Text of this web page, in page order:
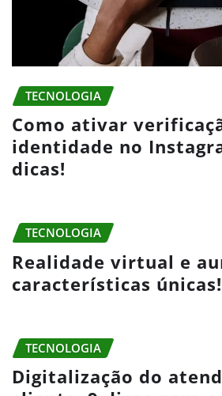
TECNOLOGIA
Como ativar
identidade no
dicas!
TECNOLOGIA
Realidade virtual e
características únicas!
TECNOLOGIA
Digitalização do